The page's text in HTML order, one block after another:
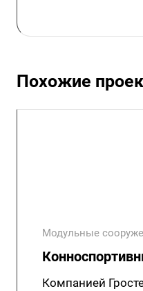
Похожие
Модульные
Компанией